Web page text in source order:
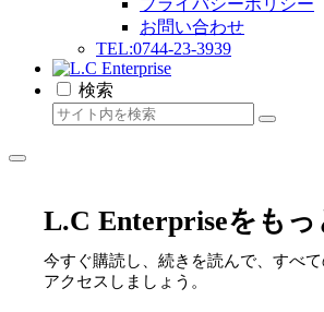
お問い合わせ
TEL:0744-23-3939
検索
L.C Enterpriseをもっ
今すぐ購読し、続きを読んで、すべて
アクセスしましょう。